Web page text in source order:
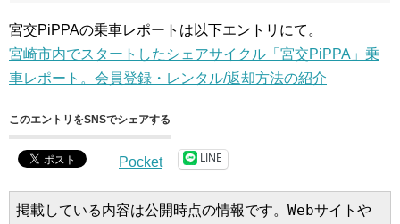
宮交PiPPAの乗車レポートは以下エントリにて。
宮崎市内でスタートしたシェアサイクル「宮交PiPPA」乗
車レポート。会員登録・レンタル/返却方法の紹介
このエントリをSNSでシェアする
Pocket LINE
掲載している内容は公開時点の情報です。Webサイトや